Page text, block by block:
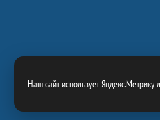
Наш сайт использует Яндекс.Метрику